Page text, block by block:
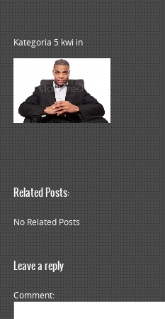
Kategoria 5 kwiin
Related Posts:
No Related Posts
Leave a reply
Comment